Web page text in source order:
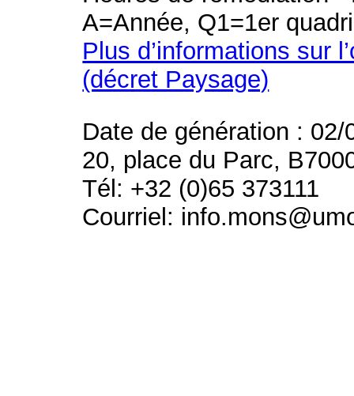
A=Année, Q1=1er
Plus d’informations sur
(décret Paysage)
Date de génération : 02/
20, place du Parc,
Tél: +32 (0)65 373111
Courriel: